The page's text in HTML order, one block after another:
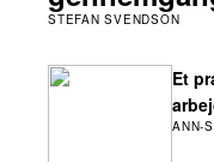
Et
ANN-
STEFAN SVENDSON